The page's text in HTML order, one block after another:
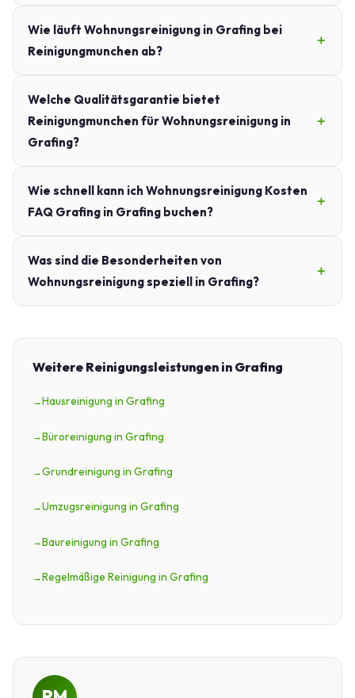
Wie läuft Wohnungsreinigung in Grafing bei
Reinigungmunchen ab?
Welche Qualitätsgarantie bietet
Reinigungmunchen für Wohnungsreinigung in
Grafing?
Wie schnell kann ich Wohnungsreinigung Kosten
FAQ Grafing in Grafing buchen?
Was sind die Besonderheiten von
Wohnungsreinigung speziell in Grafing?
Weitere Reinigungsleistungen in Grafing
Hausreinigung in Grafing
Büroreinigung in Grafing
Grundreinigung in Grafing
Umzugsreinigung in Grafing
Baureinigung in Grafing
Regelmäßige Reinigung in Grafing